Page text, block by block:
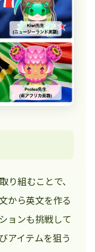
り組むことで、
から英文を作る
ョンも挑戦して
アイテムを狙う